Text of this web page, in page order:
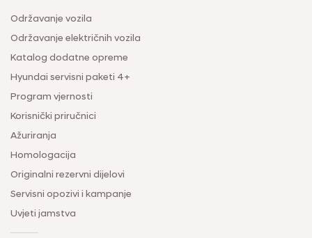
Održavanje vozila
Održavanje električnih vozila
Katalog dodatne opreme
Hyundai servisni paketi 4+
Program vjernosti
Korisnički priručnici
Ažuriranja
Homologacija
Originalni rezervni dijelovi
Servisni opozivi i kampanje
Uvjeti jamstva